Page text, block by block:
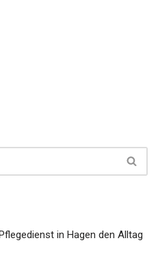
in Hagen den Alltag